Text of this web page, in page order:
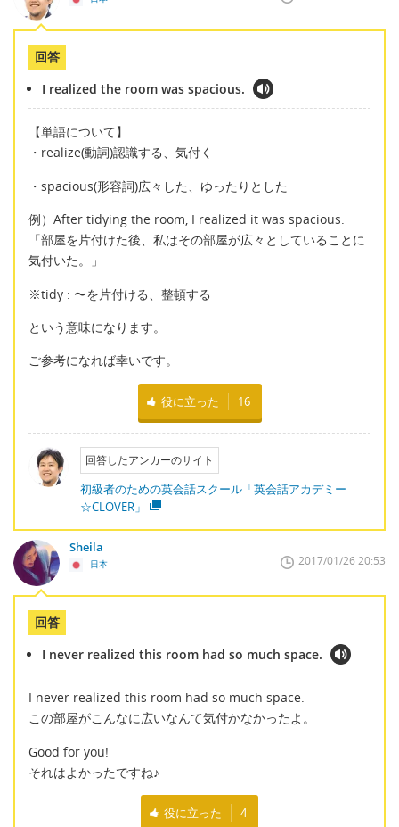
回答
I realized the room was spacious.
【単語について】
・realize(動詞)認識する、気付く
・spacious(形容詞)広々した、ゆったりとした
例）After tidying the room, I realized it was spacious.
「部屋を片付けた後、私はその部屋が広々としていることに
気付いた。」
※tidy : 〜を片付ける、整頓する
という意味になります。
ご参考になれば幸いです。
役に立った 16
回答したアンカーのサイト
初級者のための英会話スクール「英会話アカデミー
☆CLOVER」
Sheila
日本 2017/01/26 20:53
回答
I never realized this room had so much space.
I never realized this room had so much space.
この部屋がこんなに広いなんて気付かなかったよ。
Good for you!
それはよかったですね♪
役に立った 4